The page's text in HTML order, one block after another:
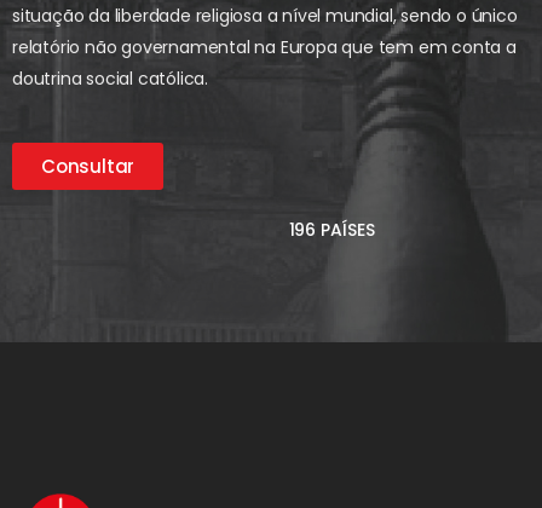
situação da liberdade religiosa a nível mundial, sendo o único
relatório não governamental na Europa que tem em conta a
doutrina social católica.
Consultar
196 PAÍSES